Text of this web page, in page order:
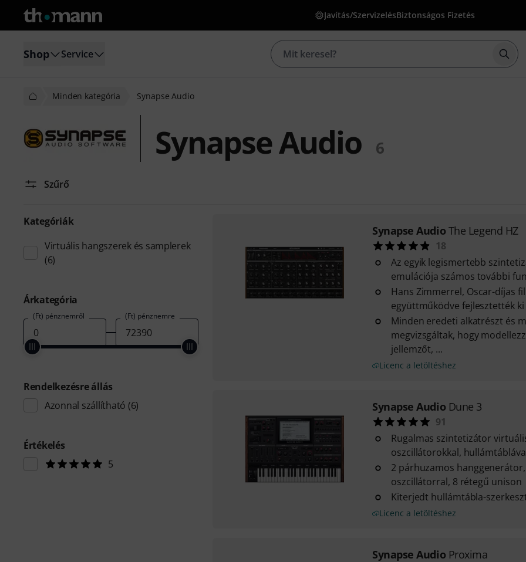
Javítás/SzervizelésBiztonságos Fizetés
Shop Service
Minden kategória Synapse Audio
Synapse Audio 6
Szűrő
Kategóriák
Virtuális hangszerek és samplerek
(6)
Árkategória
(Ft) pénznemről (Ft) pénznemre
Rendelkezésre állás
Azonnal szállítható (6)
Értékelés
5
Synapse Audio The Legend HZ
18
Az egyik legismertebb
emulációja számos további
Hans Zimmerrel, Oscar-díjas
együttműködve fejlesztették ki
Minden eredeti alkatrészt és
megvizsgáltak, hogy
jellemzőt, ...
Licenc a letöltéshez
Synapse Audio Dune 3
91
Rugalmas szintetizátor
oszcillátorokkal,
2 párhuzamos
oszcillátorral, 8 rétegű unison
Kiterjedt hullámtábla-
Licenc a letöltéshez
Synapse Audio Proxima